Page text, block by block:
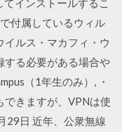
付属しているウィル
イルス・マカフィ・ウ
する必要がある場合や
（1年生のみ）, ・
できますが、VPNは使
29日 近年、公衆無線